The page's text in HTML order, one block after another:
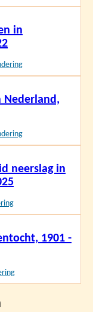
in
Nederland,
neerslag in
1901 -